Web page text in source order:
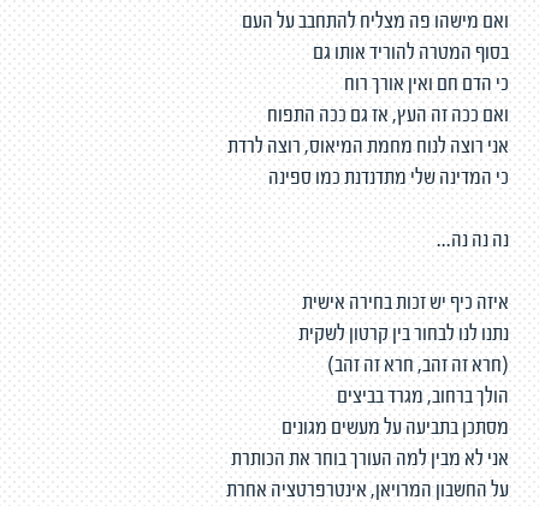
ואם מישהו פה מצליח להתחבב על העם
בסוף המטרה להוריד אותו גם
כי הדם חם ואין אורך רוח
ואם ככה זה העץ, אז גם ככה התפוח
אני רוצה לנוח מחמת המיאוס, רוצה לרדת
כי המדינה שלי מתדנדנת כמו ספינה
נה נה נה...
איזה כיף יש זכות בחירה אישית
נתנו לנו לבחור בין קרטון לשקית
(חרא זה זהב, חרא זה זהב)
הולך ברחוב, מגרד בביצים
מסתכן בתביעה על מעשים מגונים
אני לא מבין למה העורך בוחר את הכותרת
על החשבון המרויאן, אינטרפרטציה אחרת